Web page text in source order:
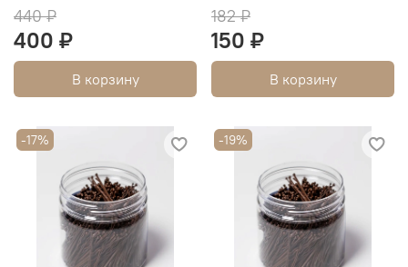
440 ₽
400 ₽
В корзину
182 ₽
150 ₽
В корзину
-17% -19%